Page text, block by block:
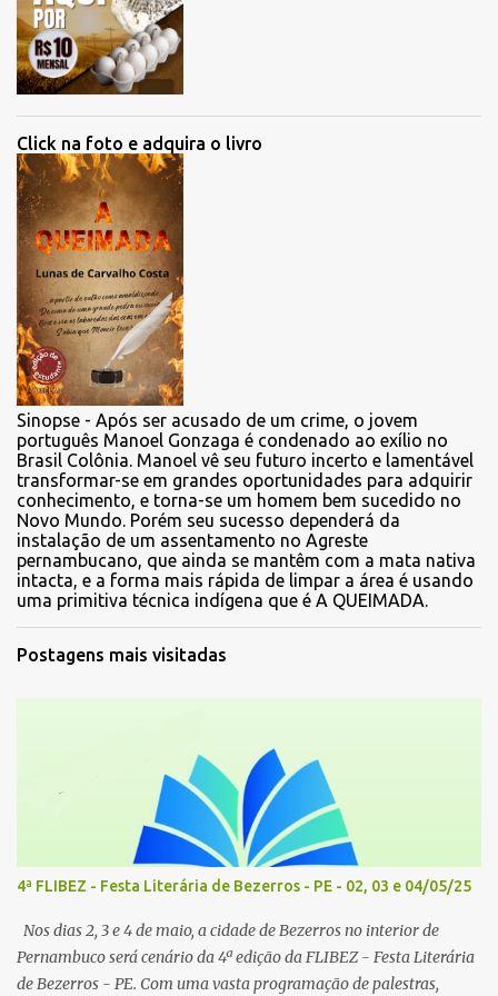
Click na foto e adquira o livro
Sinopse - Após ser acusado de um crime, o jovem
português Manoel Gonzaga é condenado ao exílio no
Brasil Colônia. Manoel vê seu futuro incerto e lamentável
transformar-se em grandes oportunidades para adquirir
conhecimento, e torna-se um homem bem sucedido no
Novo Mundo. Porém seu sucesso dependerá da
instalação de um assentamento no Agreste
pernambucano, que ainda se mantêm com a mata nativa
intacta, e a forma mais rápida de limpar a área é usando
uma primitiva técnica indígena que é A QUEIMADA.
Postagens mais visitadas
4ª FLIBEZ - Festa Literária de Bezerros - PE - 02, 03 e 04/05/25
Nos dias 2, 3 e 4 de maio, a cidade de Bezerros no interior de
Pernambuco será cenário da 4ª edição da FLIBEZ - Festa Literária
de Bezerros - PE. Com uma vasta programação de palestras,